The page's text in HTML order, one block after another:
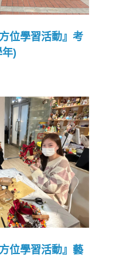
位學習活動』考
)
位學習活動』藝